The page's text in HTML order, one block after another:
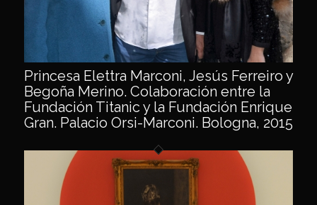
Princesa Elettra Marconi, Jesús Ferreiro y
Begoña Merino. Colaboración entre la
Fundación Titanic y la Fundación Enrique
Gran. Palacio Orsi-Marconi. Bologna, 2015